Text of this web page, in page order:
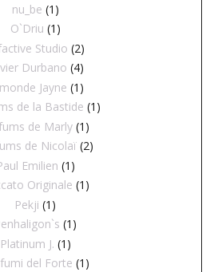
nu_be (1)
O`Driu (1)
Studio (2)
Durbano (4)
Jayne (1)
de la Bastide (1)
de Marly (1)
de Nicolaï (2)
Emilien (1)
Originale (1)
Pekji (1)
(1)
Platinum J. (1)
del Forte (1)